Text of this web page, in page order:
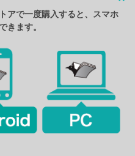
アで一度購入すると、スマホ
きます。